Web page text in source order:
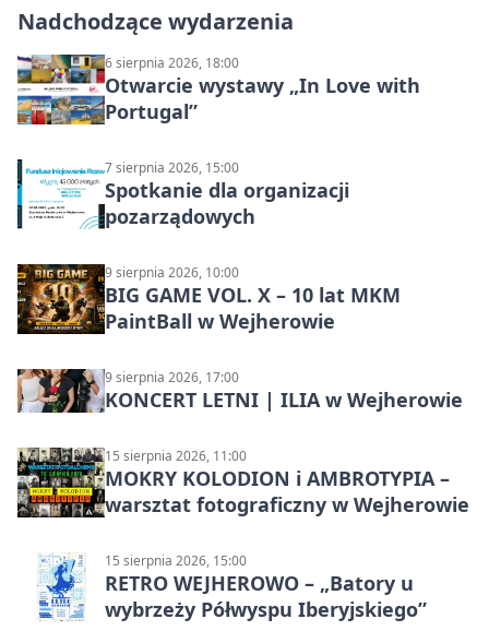
Nadchodzące wydarzenia
6 sierpnia 2026, 18:00
Otwarcie wystawy „In Love with
Portugal”
7 sierpnia 2026, 15:00
Spotkanie dla organizacji
pozarządowych
9 sierpnia 2026, 10:00
BIG GAME VOL. X – 10 lat MKM
PaintBall w Wejherowie
9 sierpnia 2026, 17:00
KONCERT LETNI | ILIA w Wejherowie
15 sierpnia 2026, 11:00
MOKRY KOLODION i AMBROTYPIA –
warsztat fotograficzny w Wejherowie
15 sierpnia 2026, 15:00
RETRO WEJHEROWO – „Batory u
wybrzeży Półwyspu Iberyjskiego”